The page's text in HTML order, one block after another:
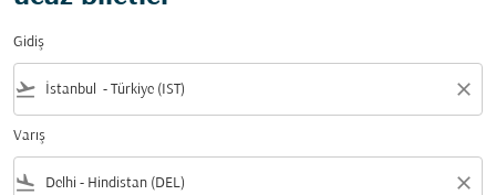
Gidiş
flight_takeoff close
Varış
flight_land close